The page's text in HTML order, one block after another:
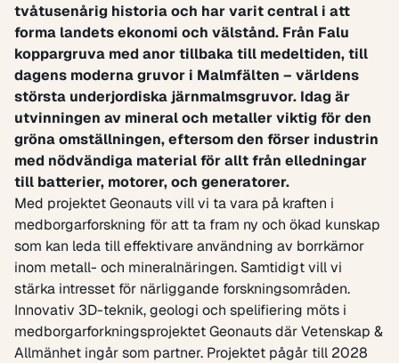
tvåtusenårig historia och har varit central i att
forma landets ekonomi och välstånd. Från Falu
koppargruva med anor tillbaka till medeltiden, till
dagens moderna gruvor i Malmfälten – världens
största underjordiska järnmalmsgruvor. Idag är
utvinningen av mineral och metaller viktig för den
gröna omställningen, eftersom den förser industrin
med nödvändiga material för allt från elledningar
till batterier, motorer, och generatorer.
Med projektet Geonauts vill vi ta vara på kraften i
medborgarforskning för att ta fram ny och ökad kunskap
som kan leda till effektivare användning av borrkärnor
inom metall- och mineralnäringen. Samtidigt vill vi
stärka intresset för närliggande forskningsområden.
Innovativ 3D-teknik, geologi och spelifiering möts i
medborgarforkningsprojektet Geonauts där Vetenskap &
Allmänhet ingår som partner. Projektet pågår till 2028